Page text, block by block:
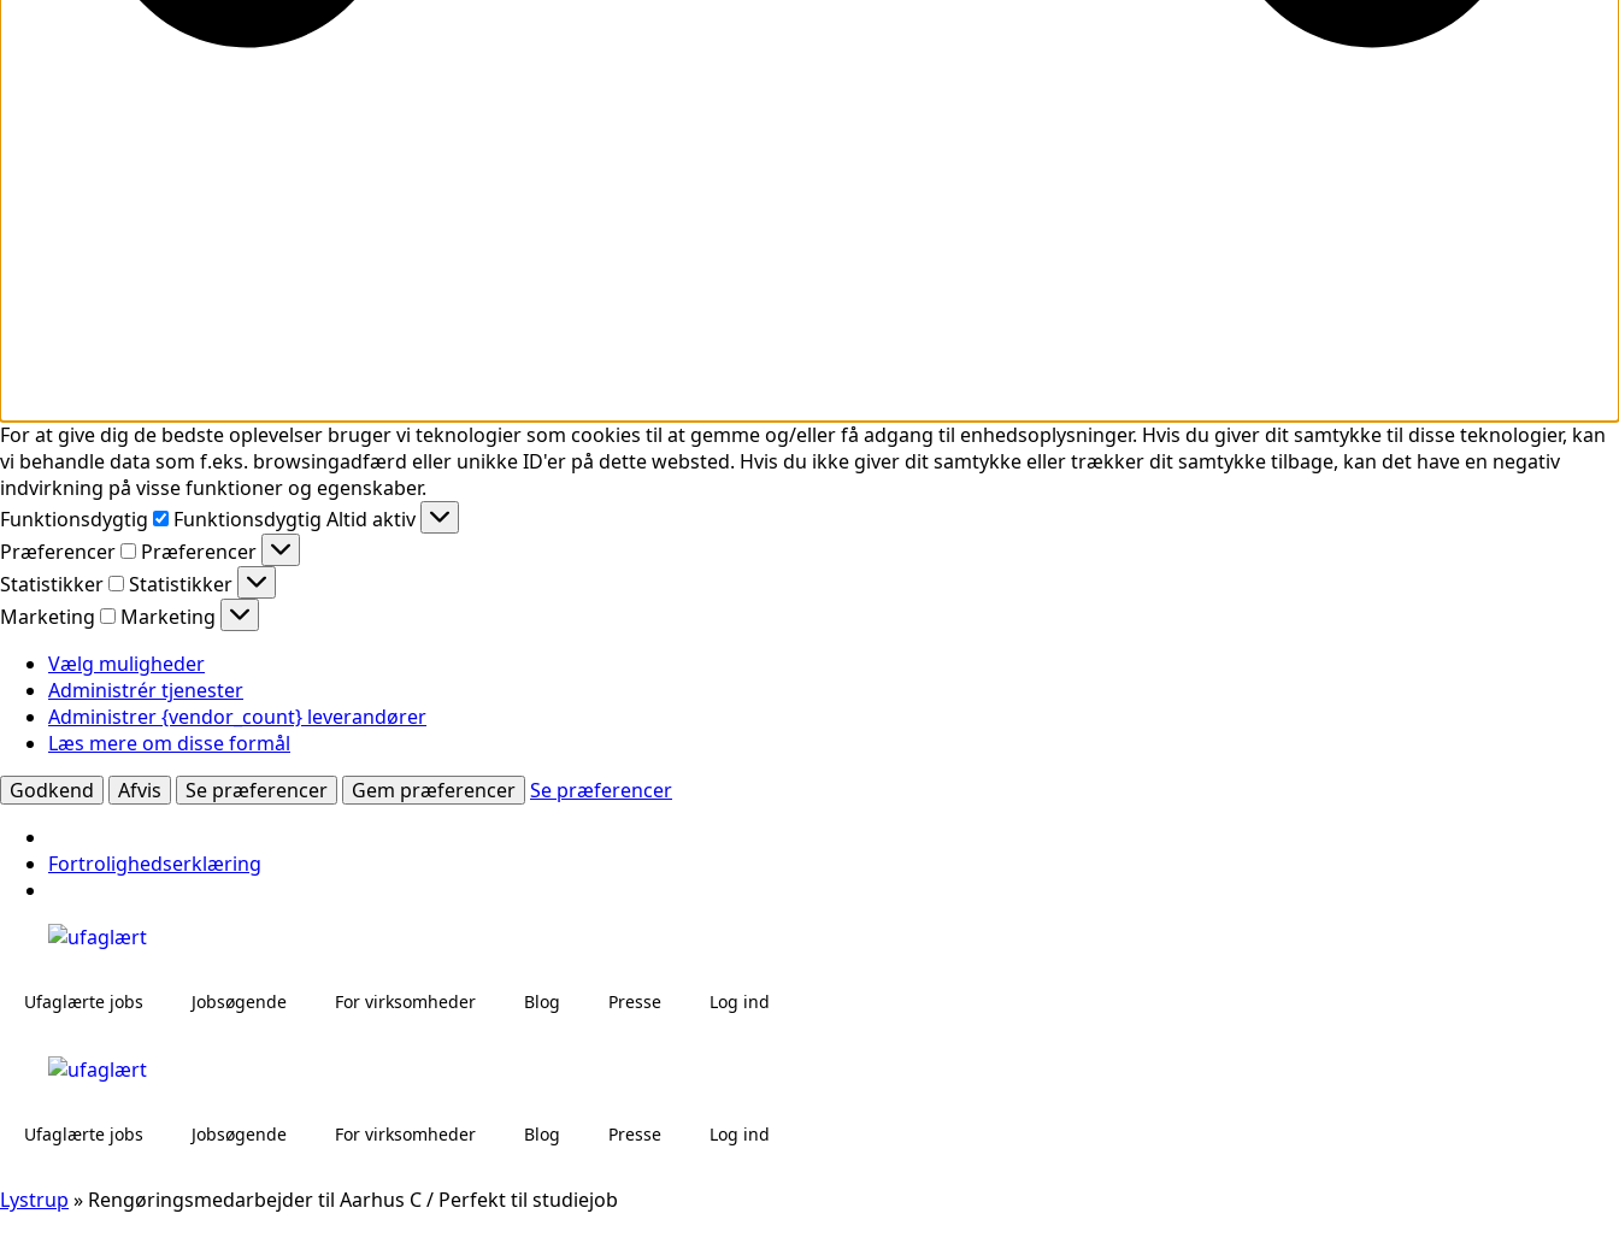
For at give dig de bedste oplevelser bruger vi teknologier som cookies til at gemme og/eller få adgang til enhedsoplysninger. Hvis du giver dit samtykke til disse teknologier, kan
vi behandle data som f.eks. browsingadfærd eller unikke ID'er på dette websted. Hvis du ikke giver dit samtykke eller trækker dit samtykke tilbage, kan det have en negativ
indvirkning på visse funktioner og egenskaber.
Funktionsdygtig
Funktionsdygtig Altid aktiv
Præferencer
Præferencer
Statistikker
Statistikker
Marketing
Marketing
Vælg muligheder
Administrér tjenester
Administrer {vendor_count} leverandører
Læs mere om disse formål
Godkend
Afvis Se præferencer Gem præferencer Se præferencer
Fortrolighedserklæring
Ufaglærte jobs Jobsøgende For virksomheder Blog Presse Log ind
Ufaglærte jobs Jobsøgende For virksomheder Blog Presse Log ind
Lystrup » Rengøringsmedarbejder til Aarhus C / Perfekt til studiejob